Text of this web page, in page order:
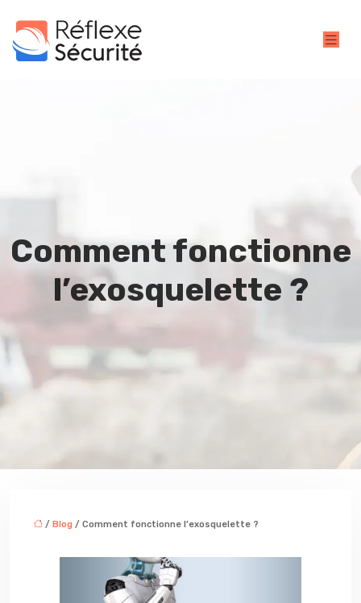
Comment fonctionne
l’exosquelette ?
/ Blog / Comment fonctionne l’exosquelette ?